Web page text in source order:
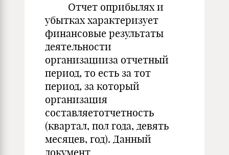
Отчет оприбылях и
убытках характеризует
финансовые результаты
деятельности
организацииза отчетный
период, то есть за тот
период, за который
организация
составляетотчетность
(квартал, пол года, девять
месяцев, год). Данный
документ